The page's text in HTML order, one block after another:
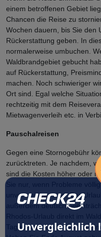
Unvergleichlich
einem betroffenen Gebiet
Chancen die Reise zu
Wochen dauern, bis Sie den
Rückerstattung geben. In
normalerweise umbuchen.
Waldbrandgebiet gebucht
auf Rückerstattung,
machen. Noch schwieriger
Ort sind. Egal welche
rechtzeitig mit dem
Mietwagenverleih etc. in
Pauschalreisen
Gegen eine Stornogebühr
zurücktreten. Je nachdem,
sind die Kosten höher oder
Sie nur, wenn Probleme
unvermeidbar sind. Der
außerdem deutlich
Tagen startet, können Sie